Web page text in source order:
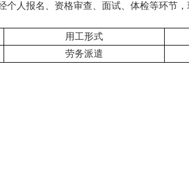
个人报名、资格审查、面试、体检等环节
用工形式
劳务派遣